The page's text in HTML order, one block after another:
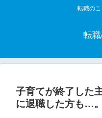
転職の
転
子育てが終了した
に退職した方も…。